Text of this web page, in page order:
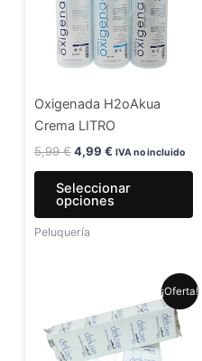
Oxigenada H2oAkua
Crema LITRO
5,99€4,99 € IVA no incluido
Seleccionar
opciones
la
de
Peluquería
¡Oferta!
original
era:
7,99 €.
precio
actual
es:
6,49 €.